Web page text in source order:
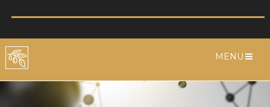
MENU